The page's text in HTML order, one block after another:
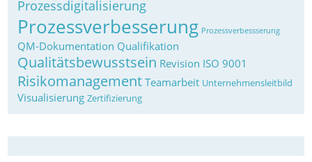
Prozessdigitalisierung
Prozessverbesserung Prozessverbessserung
QM-Dokumentation Qualifikation
Qualitätsbewusstsein Revision ISO 9001
Risikomanagement Teamarbeit Unternehmensleitbild
Visualisierung Zertifizierung